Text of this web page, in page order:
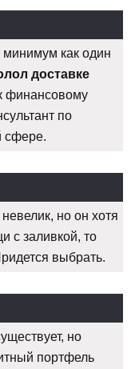
как один
доставке
финансовому
по
сфере.
но он хотя
с заливкой, то
выбрать.
но
портфель